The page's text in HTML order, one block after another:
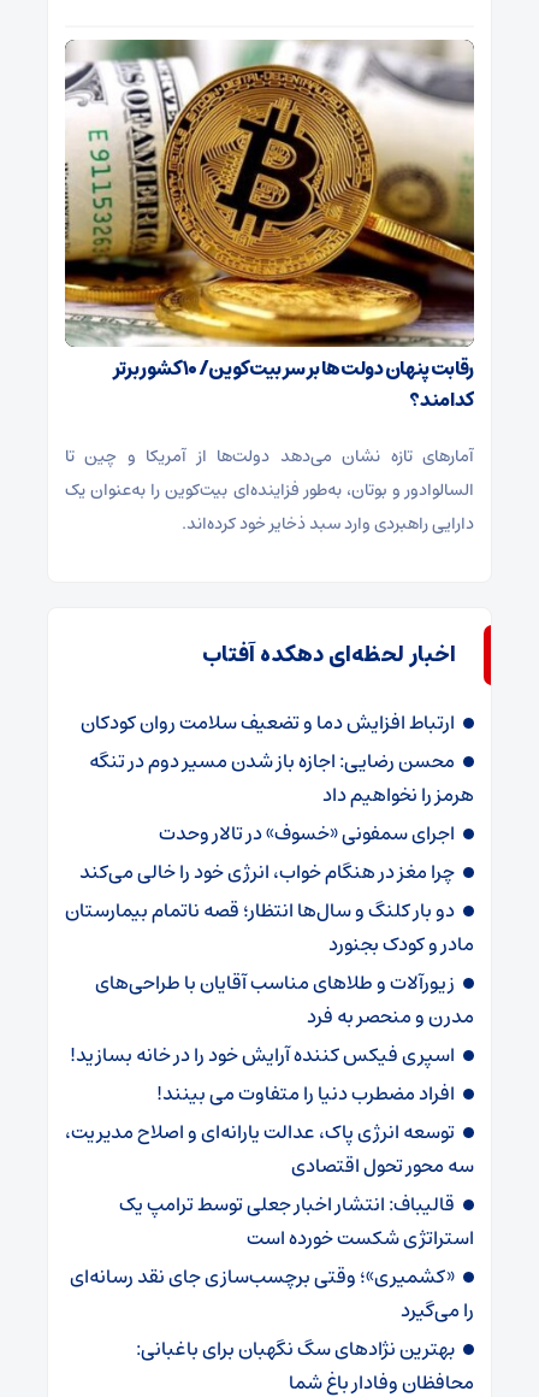
رقابت پنهان دولت‌ها بر سر بیت‌کوین/ ۱۰ کشور برتر
کدامند؟
آمارهای تازه نشان می‌دهد دولت‌ها از آمریکا و چین تا
السالوادور و بوتان، به‌طور فزاینده‌ای بیت‌کوین را به‌عنوان یک
دارایی راهبردی وارد سبد ذخایر خود کرده‌اند.
اخبار لحظه‌ای دهکده آفتاب
ارتباط افزایش دما و تضعیف سلامت روان کودکان
محسن رضایی: اجازه باز شدن مسیر دوم در تنگه
هرمز را نخواهیم داد
اجرای سمفونی «خسوف» در تالار وحدت
چرا مغز در هنگام خواب، انرژی خود را خالی می‌کند
دو بار کلنگ و سال‌ها انتظار؛ قصه ناتمام بیمارستان
مادر و کودک بجنورد
زیورآلات و طلاهای مناسب آقایان با طراحی‌های
مدرن و منحصر به فرد
اسپری فیکس کننده آرایش خود را در خانه بسازید!
افراد مضطرب دنیا را متفاوت می بینند!
توسعه انرژی پاک، عدالت یارانه‌ای و اصلاح مدیریت،
سه محور تحول اقتصادی
قالیباف: انتشار اخبار جعلی توسط ترامپ یک
استراتژی شکست خورده است
«کشمیری»؛ وقتی برچسب‌سازی جای نقد رسانه‌ای
را می‌گیرد
بهترین نژادهای سگ نگهبان برای باغبانی:
محافظان وفادار باغ شما